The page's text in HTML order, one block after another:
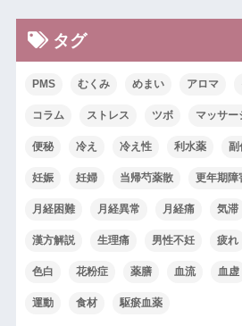
タグ
PMS むくみ めまい アロマ
コラム ストレス ツボ マッサー
便秘 冷え 冷え性 利水薬 副
妊娠 妊婦 当帰芍薬散 更年期障
月経困難 月経異常 月経痛 気滞
漢方解説 生理痛 男性不妊 疲れ
色白 花粉症 薬膳 血流 血虚
運動 食材 駆瘀血薬